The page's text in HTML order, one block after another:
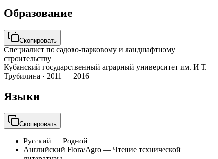
Образование
Скопировать
Специалист по садово-парковому и ландшафтному
строительству
Кубанский государственный аграрный университет им. И.Т.
Трубилина · 2011 — 2016
Языки
Скопировать
Русский — Родной
Английский Flora/Agro — Чтение технической